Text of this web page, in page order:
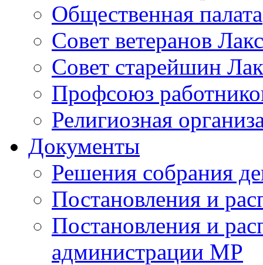
Общественная палата
Совет ветеранов
Совет старейшин
Профсоюз
Религиозная
Документы
Решения собрания
Постановления и
Постановления и
администрации МР